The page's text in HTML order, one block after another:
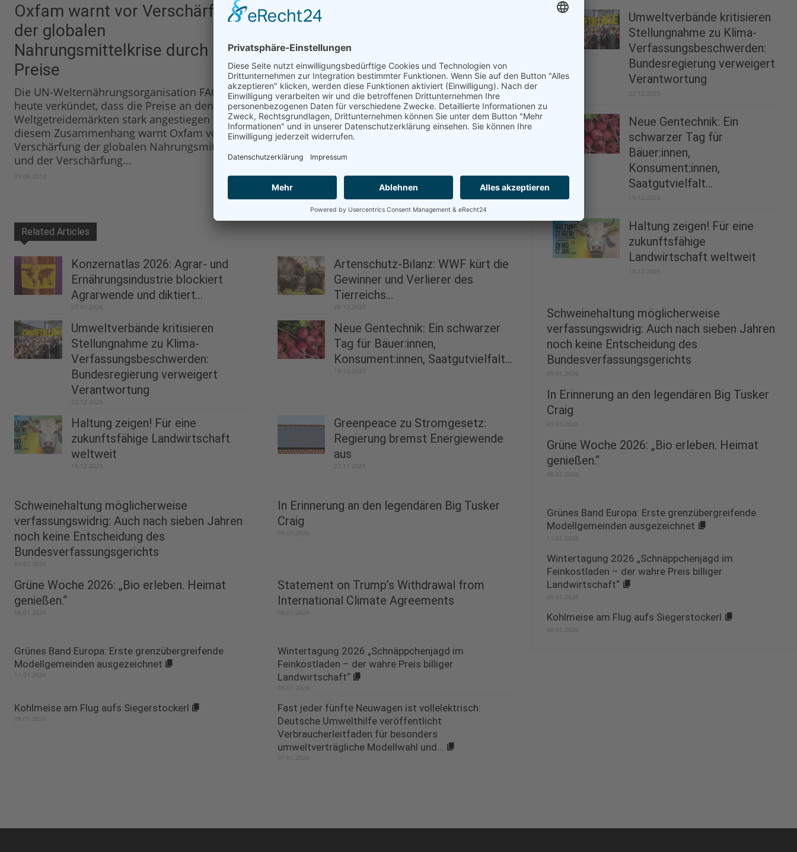
Oxfam warnt vor Verschärfung
der globalen
Nahrungsmittelkrise durch hohe
Preise
Die UN-Welternährungsorganisation FAO hat
heute verkündet, dass die Preise an den
Weltgetreidemärkten stark angestiegen sind. In
diesem Zusammenhang warnt Oxfam vor der
Verschärfung der globalen Nahrungsmittelkrise
und der Verschärfung...
09.08.2012
Related Articles
Konzernatlas 2026: Agrar- und
Ernährungsindustrie blockiert
Agrarwende und diktiert...
07.01.2026
Artenschutz-Bilanz: WWF kürt die
Gewinner und Verlierer des
Tierreichs...
28.12.2025
Umweltverbände kritisieren
Stellungnahme zu Klima-
Verfassungsbeschwerden:
Bundesregierung verweigert
Verantwortung
22.12.2025
Neue Gentechnik: Ein schwarzer
Tag für Bäuer:innen,
Konsument:innen, Saatgutvielfalt...
19.12.2025
Haltung zeigen! Für eine
zukunftsfähige Landwirtschaft
weltweit
18.12.2025
Greenpeace zu Stromgesetz:
Regierung bremst Energiewende
aus
27.11.2025
Schweinehaltung möglicherweise
verfassungswidrig: Auch nach sieben Jahren
noch keine Entscheidung des
Bundesverfassungsgerichts
09.01.2026
In Erinnerung an den legendären Big Tusker
Craig
09.01.2026
Grüne Woche 2026: „Bio erleben. Heimat
genießen.“
08.01.2026
Statement on Trump’s Withdrawal from
International Climate Agreements
08.01.2026
Grünes Band Europa: Erste grenzübergreifende
Modellgemeinden ausgezeichnet
11.01.2026
Wintertagung 2026 „Schnäppchenjagd im
Feinkostladen – der wahre Preis billiger
Landwirtschaft“
09.01.2026
Kohlmeise am Flug aufs Siegerstockerl
08.01.2026
Fast jeder fünfte Neuwagen ist vollelektrisch:
Deutsche Umwelthilfe veröffentlicht
Verbraucherleitfaden für besonders
umweltverträgliche Modellwahl und...
07.01.2026
Umweltverbände kritisieren
Stellungnahme zu Klima-
Verfassungsbeschwerden:
Bundesregierung verweigert
Verantwortung
22.12.2025
Neue Gentechnik: Ein
schwarzer Tag für
Bäuer:innen,
Konsument:innen,
Saatgutvielfalt...
19.12.2025
Haltung zeigen! Für eine
zukunftsfähige
Landwirtschaft weltweit
18.12.2025
Schweinehaltung möglicherweise
verfassungswidrig: Auch nach sieben Jahren
noch keine Entscheidung des
Bundesverfassungsgerichts
09.01.2026
In Erinnerung an den legendären Big Tusker
Craig
09.01.2026
Grüne Woche 2026: „Bio erleben. Heimat
genießen.“
08.01.2026
Grünes Band Europa: Erste grenzübergreifende
Modellgemeinden ausgezeichnet
11.01.2026
Wintertagung 2026 „Schnäppchenjagd im
Feinkostladen – der wahre Preis billiger
Landwirtschaft“
09.01.2026
Kohlmeise am Flug aufs Siegerstockerl
08.01.2026